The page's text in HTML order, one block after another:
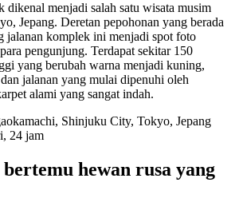
dikenal menjadi salah satu wisata musim
Jepang. Deretan pepohonan yang berada
jalanan komplek ini menjadi spot foto
pengunjung. Terdapat sekitar 150
yang berubah warna menjadi kuning,
jalanan yang mulai dipenuhi oleh
alami yang sangat indah.
Shinjuku City, Tokyo, Jepang
24 jam
hewan rusa yang